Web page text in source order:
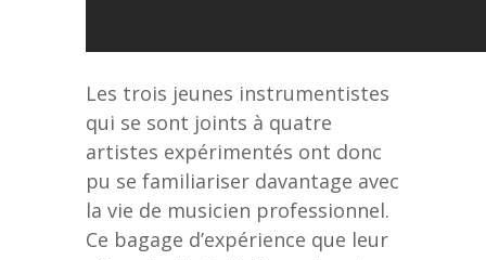
Les trois jeunes instrumentistes
qui se sont joints à quatre
artistes expérimentés ont donc
pu se familiariser davantage avec
la vie de musicien professionnel.
Ce bagage d’expérience que leur